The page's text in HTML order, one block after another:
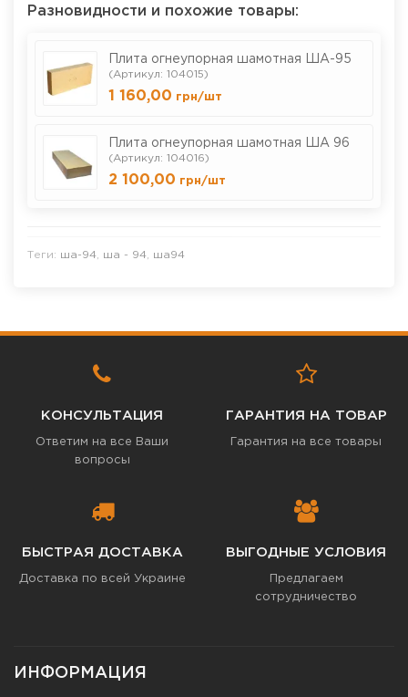
Разновидности и похожие товары:
Плита огнеупорная шамотная ША-95
(Артикул: 104015)
1 160,00 грн/шт
Плита огнеупорная шамотная ША 96
(Артикул: 104016)
2 100,00 грн/шт
Теги: ша-94 ша - 94 ша94
КОНСУЛЬТАЦИЯ
Ответим на все Ваши
вопросы
ГАРАНТИЯ НА ТОВАР
Гарантия на все товары
БЫСТРАЯ ДОСТАВКА
Доставка по всей Украине
ВЫГОДНЫЕ УСЛОВИЯ
Предлагаем
сотрудничество
ИНФОРМАЦИЯ